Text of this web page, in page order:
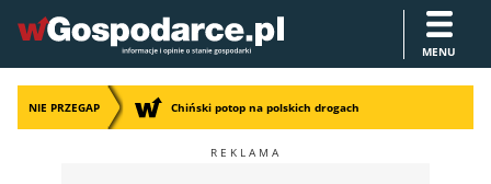
MENU
NIE PRZEGAP Chiński potop na polskich drogach